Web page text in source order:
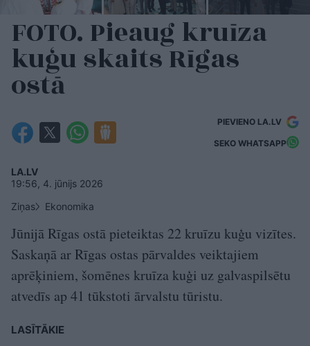
FOTO. Pieaug kruīza
kuģu skaits Rīgas
ostā
PIEVIENO LA.LV
SEKO WHATSAPP
LA.LV
19:56, 4. jūnijs 2026
Ziņas
Ekonomika
Jūnijā Rīgas ostā pieteiktas 22 kruīzu kuģu vizītes.
Saskaņā ar Rīgas ostas pārvaldes veiktajiem
aprēķiniem, šomēnes kruīza kuģi uz galvaspilsētu
atvedīs ap 41 tūkstoti ārvalstu tūristu.
LASĪTĀKIE